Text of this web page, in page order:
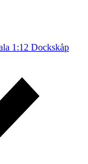
1:12 Dockskåp